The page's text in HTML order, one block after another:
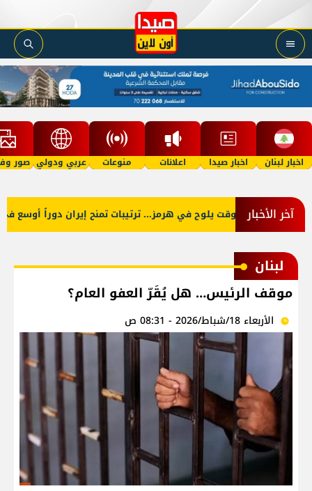
اخبار لبنان اخبار صيدا اعلانات منوعات عربي ودولي صور
آخر الأخبار
اتفاق موقت يلوح في هرمز... ترتيبات تمنح إيران دوراً أوسع في
لبنان
موقف الرئيس… هل يُقَرّ العفو العام؟
الأربعاء 18/شباط/2026 - 08:31 ص